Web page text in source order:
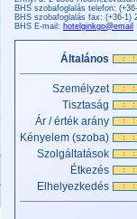
BHS szobafoglalás telefon:
BHS szobafoglalás fax: (+36-1)
BHS E-mail: hotelginkgo@email
Általános
Személyzet
Tisztaság
Ár / érték arány
Kényelem (szoba)
Szolgáltatások
Étkezés
Elhelyezkedés